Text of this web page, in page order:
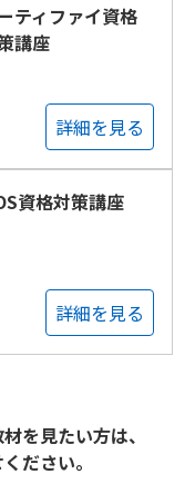
ティファイ資格
講座
詳細を見る
資格対策講座
詳細を見る
を見たい方は、
ださい。